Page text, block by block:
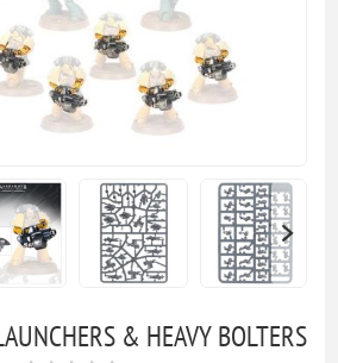
& HEAVY BOLTERS